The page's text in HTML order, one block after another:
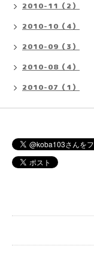
2010-11（2）
2010-10（4）
2010-09（3）
2010-08（4）
2010-07（1）